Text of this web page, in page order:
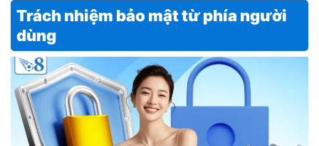
Trách nhiệm bảo mật từ phía người
dùng